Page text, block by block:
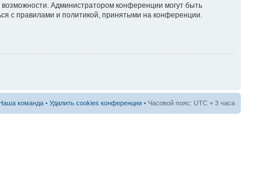
Администратором конференции могут быть
с правилами и политикой, принятыми на конференции.
команда • Удалить cookies конференции • Часовой пояс: UTC + 3 часа